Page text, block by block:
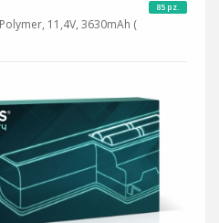
85 pz.
11,4V, 3630mAh (